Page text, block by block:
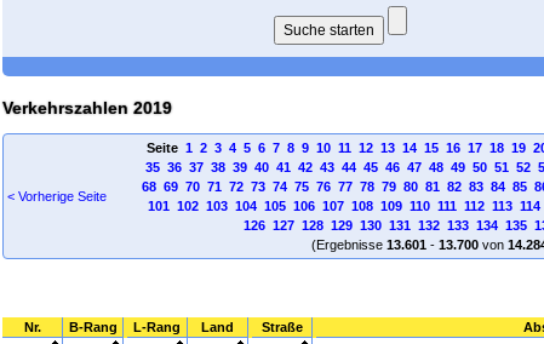
Verkehrszahlen 2019
< Vorherige Seite
Seite 1 2 3 4 5 6 7 8 9 10 11 12 13 14 15 16 17 18 19
35 36 37 38 39 40 41 42 43 44 45 46 47 48 49 50 51 52
68 69 70 71 72 73 74 75 76 77 78 79 80 81 82 83 84 85
101 102 103 104 105 106 107 108 109 110 111 112 113 114
126 127 128 129 130 131 132 133 134 135
(Ergebnisse 13.601- 13.700von
Nr. B-Rang L-Rang Land Straße